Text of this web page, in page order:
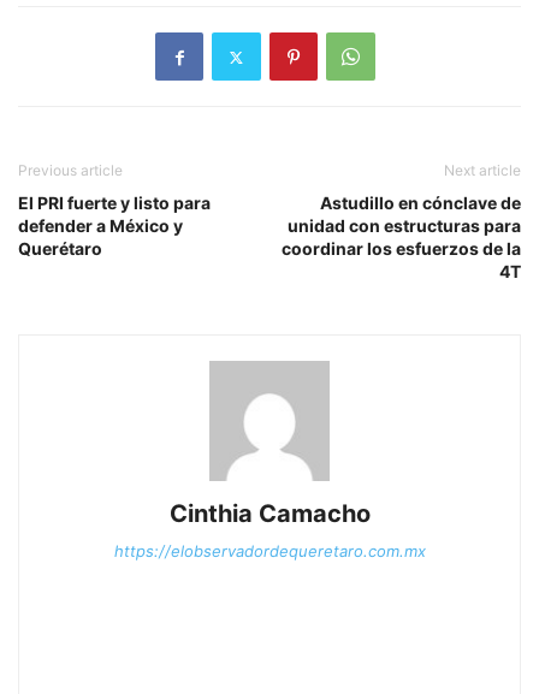
Previous article
El PRI fuerte y listo para
defender a México y
Querétaro
Next article
Astudillo en cónclave de
unidad con estructuras para
coordinar los esfuerzos de la
4T
Cinthia Camacho
https://elobservadordequeretaro.com.mx